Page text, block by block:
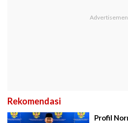
Rekomendasi
Profil